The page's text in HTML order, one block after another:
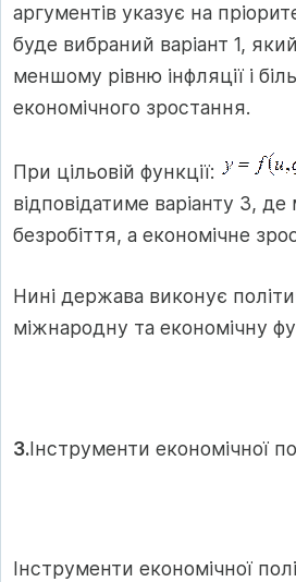
аргументів указує на
буде вибраний варіант 1,
меншому рівню інфляції і
економічного зростання.
При цільовій функції:
відповідатиме варіанту 3, де
безробіття, а економічне
Нині держава виконує
міжнародну та економічну
3.Інструменти економічної
Інструменти економічної